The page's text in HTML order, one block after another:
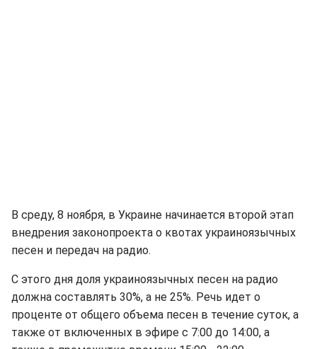
В среду, 8 ноября, в Украине начинается второй этап
внедрения законопроекта о квотах украиноязычных
песен и передач на радио.
С этого дня доля украиноязычных песен на радио
должна составлять 30%, а не 25%. Речь идет о
проценте от общего объема песен в течение суток, а
также от включенных в эфире с 7:00 до 14:00, а